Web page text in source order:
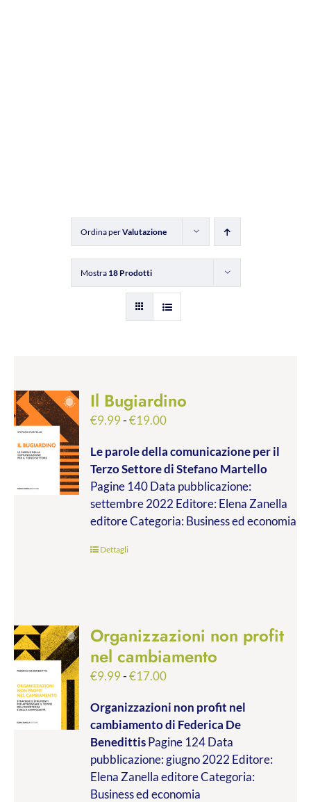
Ordina perValutazione
Mostra 18 Prodotti
Il Bugiardino
€9.99-€19.00Fascia
prezzo:
da
€9.99
a
€19.00
Le parole della comunicazione per il
Terzo Settoredi Stefano Martello
Pagine 140 Data pubblicazione:
settembre 2022 Editore: Elena Zanella
editore Categoria: Business ed economia
Dettagli
Organizzazioni non profit
nel cambiamento
€9.99-€17.00Fascia
prezzo:
da
€9.99
a
€17.00
Organizzazioni non profit nel
cambiamentodi Federica De
BenedittisPagine 124 Data
pubblicazione: giugno 2022 Editore:
Elena Zanella editore Categoria:
Business ed economia